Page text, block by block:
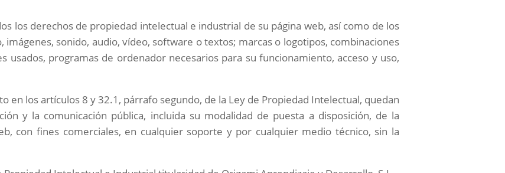
los derechos de propiedad intelectual e industrial de su página web, así como de los
sonido, audio, vídeo, software o textos; marcas o logotipos, combinaciones
usados, programas de ordenador necesarios para su funcionamiento, acceso y uso,
en los artículos 8 y 32.1, párrafo segundo, de la Ley de Propiedad Intelectual, quedan
y la comunicación pública, incluida su modalidad de puesta a disposición, de la
con fines comerciales, en cualquier soporte y por cualquier medio técnico, sin la